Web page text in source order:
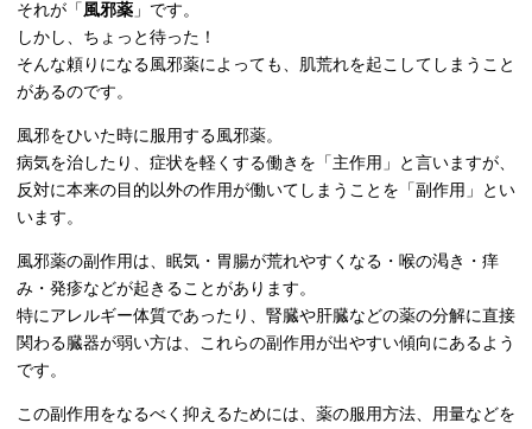
それが「風邪薬 」です。
しかし、ちょっと待った！
そんな頼りになる風邪薬によっても、肌荒れを起こしてしまうこと
があるのです。
風邪をひいた時に服用する風邪薬。
病気を治したり、症状を軽くする働きを「主作用」と言いますが、
反対に本来の目的以外の作用が働いてしまうことを「副作用」とい
います。
風邪薬の副作用は、眠気・胃腸が荒れやすくなる・喉の渇き・痒
み・発疹などが起きることがあります。
特にアレルギー体質であったり、腎臓や肝臓などの薬の分解に直接
関わる臓器が弱い方は、これらの副作用が出やすい傾向にあるよう
です。
この副作用をなるべく抑えるためには、薬の服用方法、用量などを